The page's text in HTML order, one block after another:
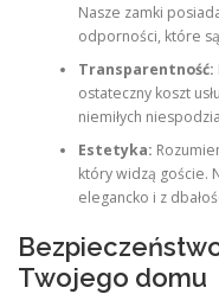
Nasze zamki
odporności, które
Transparentność:
ostateczny koszt
niemiłych
Estetyka:
który widzą goście.
elegancko i z
Twojego domu